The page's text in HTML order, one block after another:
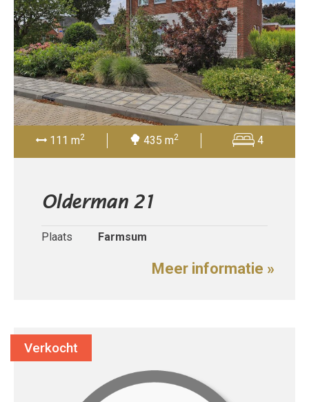
111 m2 435 m2 4
Olderman 21
Plaats Farmsum
Meer informatie »
Verkocht